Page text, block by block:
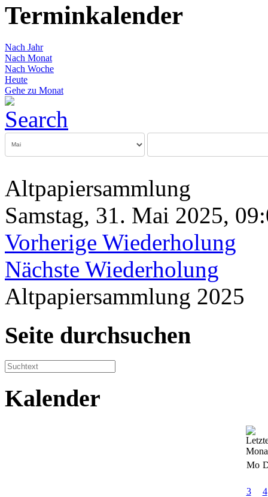
Terminkalender
Nach Jahr
Nach Monat
Nach Woche
Heute
Gehe zu Monat
Altpapiersammlung
Samstag, 31. Mai 2025,
Vorherige Wiederholung
Nächste Wiederholung
Altpapiersammlung 2025
Seite durchsuchen
Kalender
Mo
3
4